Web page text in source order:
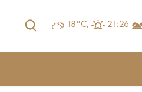
18°C, 21:26